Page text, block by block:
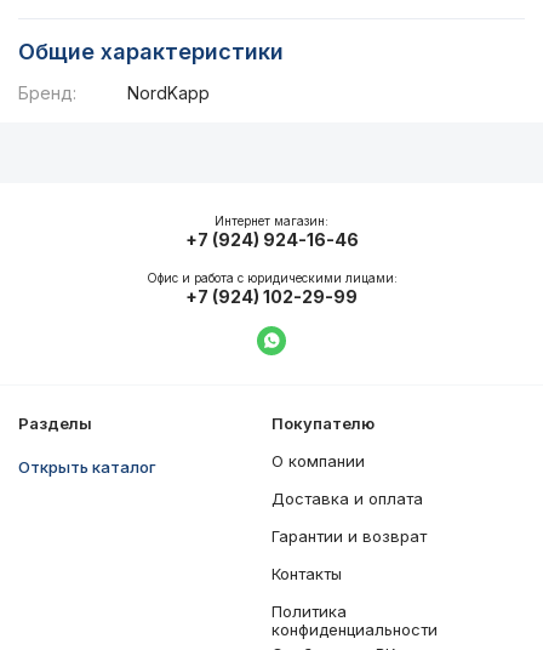
Общие характеристики
Бренд: NordKapp
Разделы
Открыть каталог
Покупателю
О компании
Доставка и оплата
Гарантии и возврат
Контакты
Политика
конфиденциальности
Интернет магазин:
+7 (924) 924-16-46
Офис и работа с юридическими лицами:
+7 (924) 102-29-99
Написать в WhatsApp